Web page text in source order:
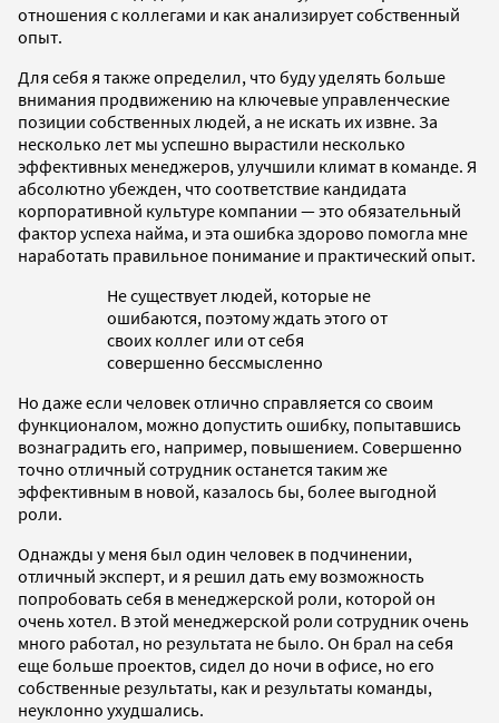
отношения с коллегами и как анализирует собственный
опыт.
Для себя я также определил, что буду уделять больше
внимания продвижению на ключевые управленческие
позиции собственных людей, а не искать их извне. За
несколько лет мы успешно вырастили несколько
эффективных менеджеров, улучшили климат в команде. Я
абсолютно убежден, что соответствие кандидата
корпоративной культуре компании — это обязательный
фактор успеха найма, и эта ошибка здорово помогла мне
наработать правильное понимание и практический опыт.
Не существует людей, которые не
ошибаются, поэтому ждать этого от
своих коллег или от себя
совершенно бессмысленно
Но даже если человек отлично справляется со своим
функционалом, можно допустить ошибку, попытавшись
вознаградить его, например, повышением. Совершенно
точно отличный сотрудник останется таким же
эффективным в новой, казалось бы, более выгодной
роли.
Однажды у меня был один человек в подчинении,
отличный эксперт, и я решил дать ему возможность
попробовать себя в менеджерской роли, которой он
очень хотел. В этой менеджерской роли сотрудник очень
много работал, но результата не было. Он брал на себя
еще больше проектов, сидел до ночи в офисе, но его
собственные результаты, как и результаты команды,
неуклонно ухудшались.